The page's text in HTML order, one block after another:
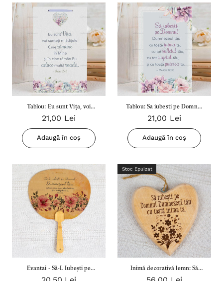
Tablou: Eu sunt Vița, voi
sunteți mlădițele... Ioan 15:5
(16X26)
21,00 Lei
Adaugă în coș
Tablou: Sa iubesti pe Domnul
Dumnezeul Tau...
Marcu12:30 (16X26)
21,00 Lei
Adaugă în coș
Evantai - Să-L Iubești pe
Stoc Epuizat
Inimă decorativă lemn: Să